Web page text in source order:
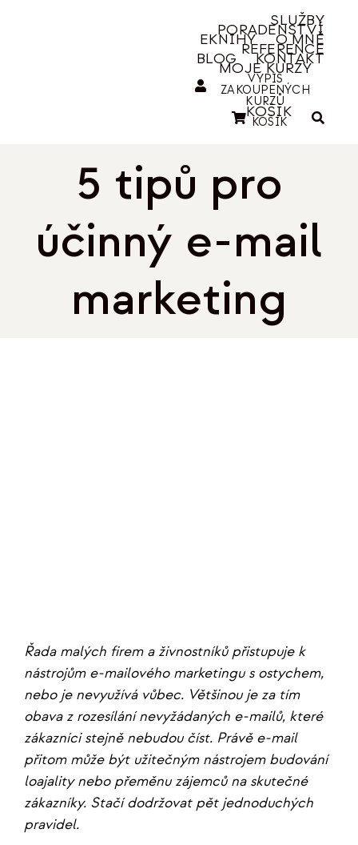
SLUŽBY
PORADENSTVÍ
EKNIHY O MNĚ
REFERENCE
BLOG KONTAKT
MOJE KURZY
VÝPIS
ZAKOUPENÝCH
KURZŮ
KOŠÍK
KOŠÍK
5 tipů pro
účinný e-mail
marketing
Řada malých firem a živnostníků přistupuje k
nástrojům e-mailového marketingu s ostychem,
nebo je nevyužívá vůbec. Většinou je za tím
obava z rozesílání nevyžádaných e-mailů, které
zákazníci stejně nebudou číst. Právě e-mail
přitom může být užitečným nástrojem budování
loajality nebo přeměnu zájemců na skutečné
zákazníky. Stačí dodržovat pět jednoduchých
pravidel.